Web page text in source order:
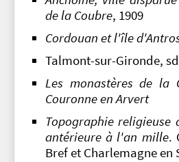
de la Coubre, 1909
Cordouan et l'île
Talmont-sur-Gironde, sd
Les monastères de la
Couronne en Arvert
Topographie religieuse
antérieure à l'an mille.
Bref et Charlemagne en